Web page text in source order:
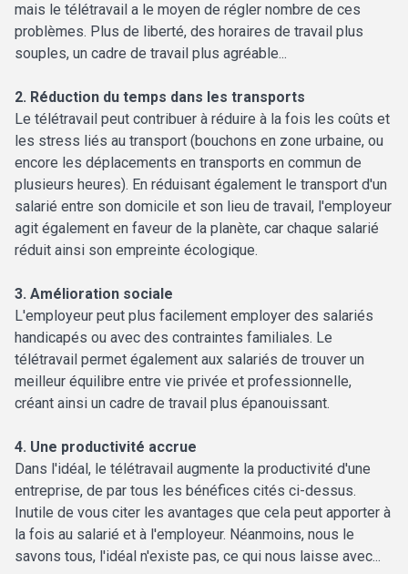
mais le télétravail a le moyen de régler nombre de ces
problèmes. Plus de liberté, des horaires de travail plus
souples, un cadre de travail plus agréable...
2. Réduction du temps dans les transports
Le télétravail peut contribuer à réduire à la fois les coûts et
les stress liés au transport (bouchons en zone urbaine, ou
encore les déplacements en transports en commun de
plusieurs heures). En réduisant également le transport d'un
salarié entre son domicile et son lieu de travail, l'employeur
agit également en faveur de la planète, car chaque salarié
réduit ainsi son empreinte écologique.
3. Amélioration sociale
L'employeur peut plus facilement employer des salariés
handicapés ou avec des contraintes familiales. Le
télétravail permet également aux salariés de trouver un
meilleur équilibre entre vie privée et professionnelle,
créant ainsi un cadre de travail plus épanouissant.
4. Une productivité accrue
Dans l'idéal, le télétravail augmente la productivité d'une
entreprise, de par tous les bénéfices cités ci-dessus.
Inutile de vous citer les avantages que cela peut apporter à
la fois au salarié et à l'employeur. Néanmoins, nous le
savons tous, l'idéal n'existe pas, ce qui nous laisse avec...